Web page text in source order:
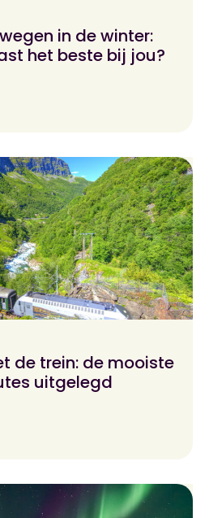
in de winter:
het beste bij jou?
de trein: de mooiste
uitgelegd